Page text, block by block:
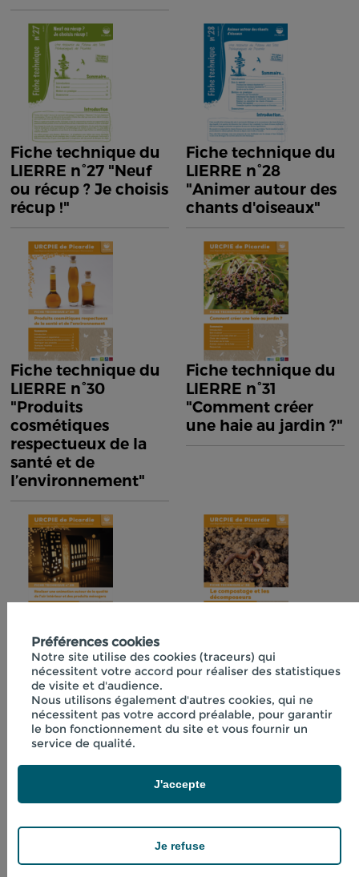
Fiche technique du
LIERRE n°27 "Neuf
ou récup ? Je choisis
récup !"
Fiche technique du
LIERRE n°28
"Animer autour des
chants d'oiseaux"
Fiche technique du
LIERRE n°30
"Produits
cosmétiques
respectueux de la
santé et de
l’environnement"
Fiche technique du
LIERRE n°31
"Comment créer
une haie au jardin ?"
Fiche technique
n°29 "Réaliser une
animation autour
de la qualité de l'air
intérieur et des
produits ménagers"
n°32 "Le
compostage et les
décomposeurs"
Préférences cookies
Notre site utilise des cookies (traceurs) qui
nécessitent votre accord pour réaliser des statistiques
de visite et d'audience.
Nous utilisons également d'autres cookies, qui ne
nécessitent pas votre accord préalable, pour garantir
le bon fonctionnement du site et vous fournir un
service de qualité.
Je refuse
J'accepte